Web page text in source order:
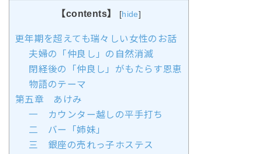
【contents】 [hide]
更年期を超えても瑞々しい女性のお話
夫婦の「仲良し」の自然消滅
閉経後の「仲良し」がもたらす恩恵
物語のテーマ
第五章 あけみ
一 カウンター越しの平手打ち
二 バー「姉妹」
三 銀座の売れっ子ホステス